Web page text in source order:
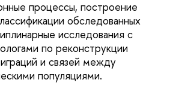
процессы, построение
обследованных
исследования с
по реконструкции
и связей между
популяциями.